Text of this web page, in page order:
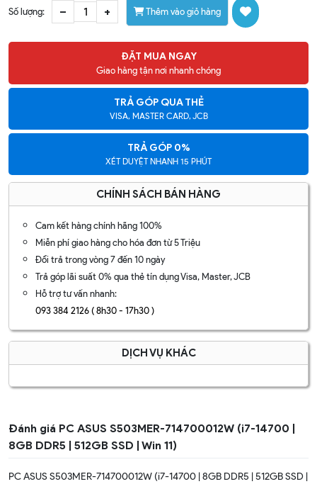
Số lượng: – + Thêm vào giỏ hàng
ĐẶT MUA NGAY
Giao hàng tận nơi nhanh chóng
TRẢ GÓP QUA THẺ
VISA, MASTER CARD, JCB
TRẢ GÓP 0%
XÉT DUYỆT NHANH 15 PHÚT
CHÍNH SÁCH BÁN HÀNG
Cam kết hàng chính hãng 100%
Miễn phí giao hàng cho hóa đơn từ 5 Triệu
Đổi trả trong vòng 7 đến 10 ngày
Trả góp lãi suất 0% qua thẻ tín dụng Visa, Master, JCB
Hỗ trợ tư vấn nhanh:
093 384 2126 ( 8h30 - 17h30 )
DỊCH VỤ KHÁC
Đánh giá PC ASUS S503MER-714700012W (i7-14700 |
8GB DDR5 | 512GB SSD | Win 11)
PC ASUS S503MER-714700012W (i7-14700 | 8GB DDR5 | 512GB SSD |